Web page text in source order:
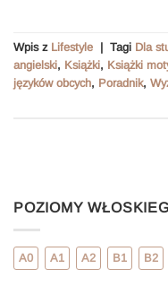
Wpis z Lifestyle | Tagi Dla
angielski, Książki, Książki
języków obcych, Poradnik,
POZIOMY
A0 A1 A2 B1 B2